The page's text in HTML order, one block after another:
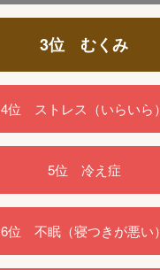
3位 むくみ
4位 ストレス（いらいら）
5位 冷え症
6位 不眠（寝つきが悪い）